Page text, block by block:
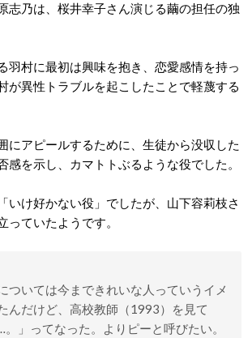
志乃は、桜井幸子さん演じる繭の担任の独
羽村に最初は興味を抱き、恋愛感情を持っ
が異性トラブルを起こしたことで軽蔑する
にアピールするために、生徒から没収した
感を示し、カマトトぶるような役でした。
いけ好かない役」でしたが、山下容莉枝さ
っていたようです。
ついては今まできれいな人っていうイメ
んだけど、高校教師（1993）を見て
。」ってなった。よりピーと呼びたい。